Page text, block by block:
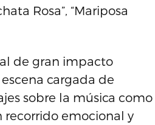
Rosa”, “Mariposa
de gran impacto
cargada de
sobre la música como
emocional y